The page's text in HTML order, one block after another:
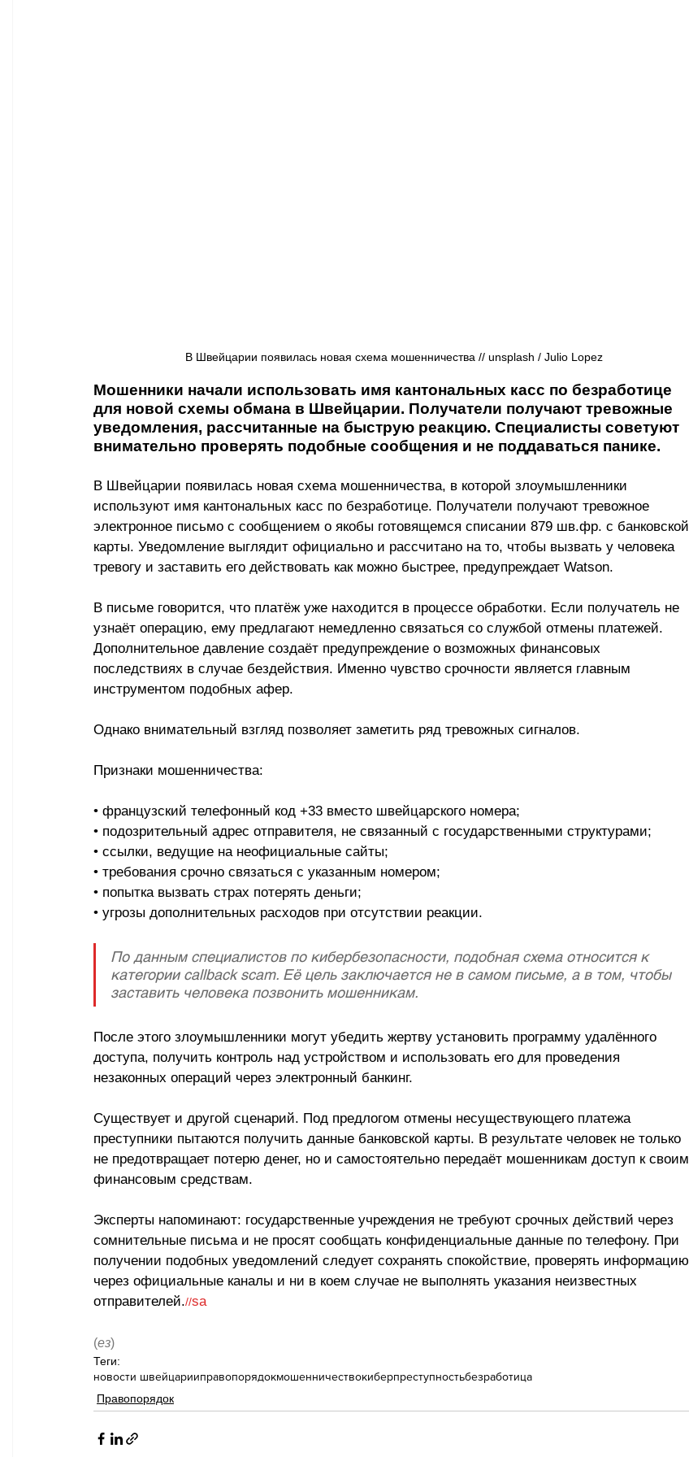
В Швейцарии появилась новая схема мошенничества // unsplash / Julio Lopez
Мошенники начали использовать имя кантональных касс по безработице
для новой схемы обмана в Швейцарии. Получатели получают тревожные
уведомления, рассчитанные на быструю реакцию. Специалисты советуют
внимательно проверять подобные сообщения и не поддаваться панике.
В Швейцарии появилась новая схема мошенничества, в которой злоумышленники
используют имя кантональных касс по безработице. Получатели получают тревожное
электронное письмо с сообщением о якобы готовящемся списании 879 шв.фр. с банковской
карты. Уведомление выглядит официально и рассчитано на то, чтобы вызвать у человека
тревогу и заставить его действовать как можно быстрее, предупреждает Watson.
В письме говорится, что платёж уже находится в процессе обработки. Если получатель не
узнаёт операцию, ему предлагают немедленно связаться со службой отмены платежей.
Дополнительное давление создаёт предупреждение о возможных финансовых
последствиях в случае бездействия. Именно чувство срочности является главным
инструментом подобных афер.
Однако внимательный взгляд позволяет заметить ряд тревожных сигналов.
Признаки мошенничества:
• французский телефонный код +33 вместо швейцарского номера;
• подозрительный адрес отправителя, не связанный с государственными структурами;
• ссылки, ведущие на неофициальные сайты;
• требования срочно связаться с указанным номером;
• попытка вызвать страх потерять деньги;
• угрозы дополнительных расходов при отсутствии реакции.
По данным специалистов по кибербезопасности, подобная схема относится к
категории callback scam. Её цель заключается не в самом письме, а в том, чтобы
заставить человека позвонить мошенникам.
После этого злоумышленники могут убедить жертву установить программу удалённого
доступа, получить контроль над устройством и использовать его для проведения
незаконных операций через электронный банкинг.
Существует и другой сценарий. Под предлогом отмены несуществующего платежа
преступники пытаются получить данные банковской карты. В результате человек не только
не предотвращает потерю денег, но и самостоятельно передаёт мошенникам доступ к своим
финансовым средствам.
Эксперты напоминают: государственные учреждения не требуют срочных действий через
сомнительные письма и не просят сообщать конфиденциальные данные по телефону. При
получении подобных уведомлений следует сохранять спокойствие, проверять информацию
через официальные каналы и ни в коем случае не выполнять указания неизвестных
отправителей.//sa
(ез)
Теги:
новости швейцарииправопорядокмошенничествокиберпреступностьбезработица
Правопорядок